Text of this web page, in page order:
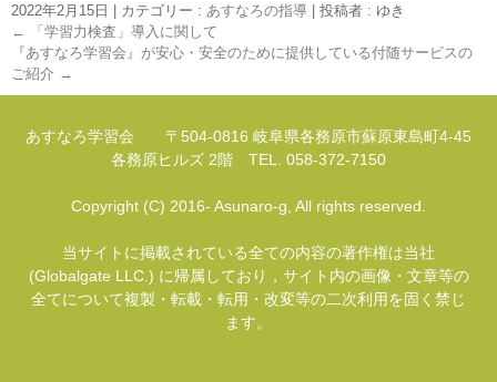
2022年2月15日 カテゴリー : あすなろの指導
投稿者 : ゆき
←
「学習力検査」導入に関して
『あすなろ学習会』が安心・安全のために提供している付随サービスの
ご紹介 →
あすなろ学習会 〒504-0816 岐阜県各務原市蘇原東島町4-45
各務原ヒルズ 2階 TEL. 058-372-7150
Copyright (C) 2016- Asunaro-g, All rights reserved.
当サイトに掲載されている全ての内容の著作権は当社
(Globalgate LLC.) に帰属しており，サイト内の画像・文章等の
全てについて複製・転載・転用・改変等の二次利用を固く禁じ
ます。